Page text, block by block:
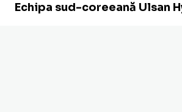
Echipa sud-coreeană Ulsan